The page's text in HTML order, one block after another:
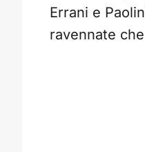
Errani e
ravennate